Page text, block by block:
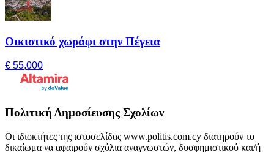
Οικιστικό χωράφι στην Πέγεια
€ 55,000
Πολιτική Δημοσίευσης Σχολίων
Οι ιδιοκτήτες της ιστοσελίδας www.politis.com.cy διατηρούν το
δικαίωμα να αφαιρούν σχόλια αναγνωστών, δυσφημιστικού και/ή